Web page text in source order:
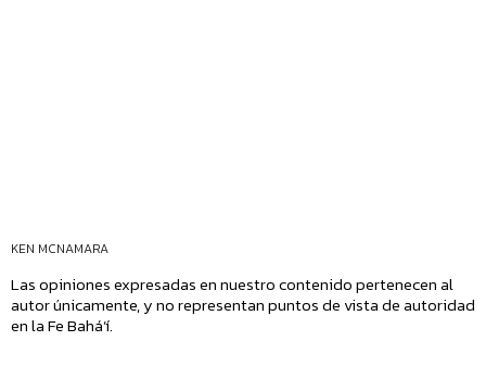
KEN MCNAMARA
Las opiniones expresadas en nuestro contenido pertenecen al
autor únicamente, y no representan puntos de vista de autoridad
en la Fe Bahá’í.